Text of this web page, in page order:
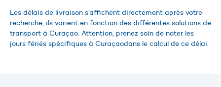
Les délais de livraison s’affichent directement après votre
recherche, ils varient en fonction des différentes solutions de
transport à Curaçao. Attention, prenez soin de noter les
jours fériés spécifiques à Curaçaodans le calcul de ce délai.